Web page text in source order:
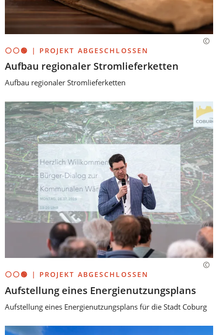
⚪⚪🟢 | PROJEKT ABGESCHLOSSEN
Aufbau regionaler Stromlieferketten
Aufbau regionaler Stromlieferketten
⚪⚪🟢 | PROJEKT ABGESCHLOSSEN
Aufstellung eines Energienutzungsplans
Aufstellung eines Energienutzungsplans für die Stadt Coburg